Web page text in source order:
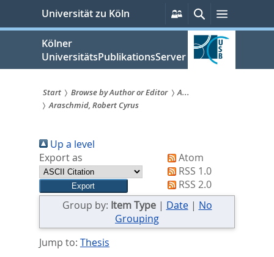
springen
Universität zu Köln
Persönliche
Services
SucheMenü
Kölner
UniversitätsPublikationsServer
Sie
sind
hier:
Start Browse by Author or Editor
A...
Araschmid, Robert Cyrus
Up a level
Export as
Atom
RSS 1.0
RSS 2.0
Group by: Item Type| Date| No
Grouping
Jump to: Thesis